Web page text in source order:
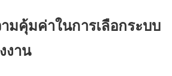
มคุ้มค่าในการเลือกระบบ
งาน